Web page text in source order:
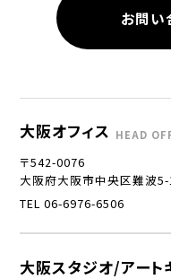
お問い
大阪オフィス HEAD
〒542-0076
大阪府大阪市中央区難波
TEL 06-6976-6506
大阪スタジオ/アート